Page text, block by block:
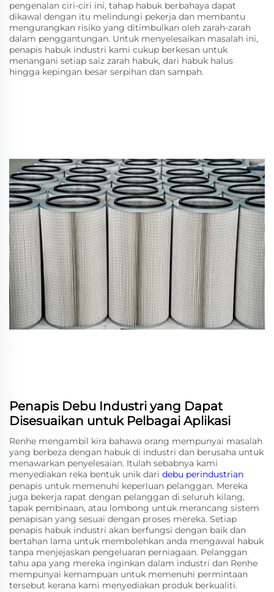
pengenalan ciri-ciri ini, tahap habuk berbahaya dapat
dikawal dengan itu melindungi pekerja dan membantu
mengurangkan risiko yang ditimbulkan oleh zarah-zarah
dalam penggantungan. Untuk menyelesaikan masalah ini,
penapis habuk industri kami cukup berkesan untuk
menangani setiap saiz zarah habuk, dari habuk halus
hingga kepingan besar serpihan dan sampah.
Penapis Debu Industri yang Dapat
Disesuaikan untuk Pelbagai Aplikasi
Renhe mengambil kira bahawa orang mempunyai masalah
yang berbeza dengan habuk di industri dan berusaha untuk
menawarkan penyelesaian. Itulah sebabnya kami
menyediakan reka bentuk unik dari debu perindustrian
penapis untuk memenuhi keperluan pelanggan. Mereka
juga bekerja rapat dengan pelanggan di seluruh kilang,
tapak pembinaan, atau lombong untuk merancang sistem
penapisan yang sesuai dengan proses mereka. Setiap
penapis habuk industri akan berfungsi dengan baik dan
bertahan lama untuk membolehkan anda mengawal habuk
tanpa menjejaskan pengeluaran perniagaan. Pelanggan
tahu apa yang mereka inginkan dalam industri dan Renhe
mempunyai kemampuan untuk memenuhi permintaan
tersebut kerana kami menyediakan produk berkualiti.